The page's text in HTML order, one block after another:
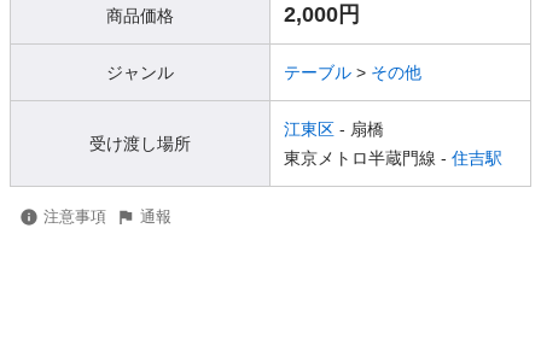
商品価格 2,000円
ジャンル テーブル > その他
受け渡し場所
江東区 - 扇橋
東京メトロ半蔵門線 - 住吉駅
注意事項 通報